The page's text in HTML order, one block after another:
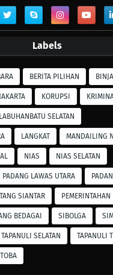
Labels
BERITA PILIHAN
JAKARTA KORUPSI
LABUHANBATU SELATAN
LANGKAT MANDAILING
NIAS NIAS SELATAN
PADANG LAWAS UTARA
SIANTAR PEMERINTAHAN
BEDAGAI SIBOLGA
TAPANULI SELATAN TAPANULI
TOBA